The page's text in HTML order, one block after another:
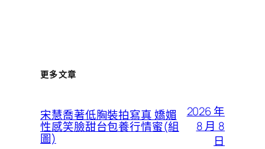
更多文章
宋慧喬著低胸裝拍寫真 嬌媚
性感笑臉甜台包養行情蜜(組
圖)
2026 年
8 月 8
日